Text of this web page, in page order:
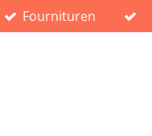
Fournituren